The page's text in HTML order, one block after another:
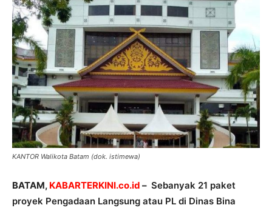
KANTOR Walikota Batam (dok. istimewa)
BATAM, KABARTERKINI.co.id – Sebanyak 21 paket
proyek Pengadaan Langsung atau PL di Dinas Bina